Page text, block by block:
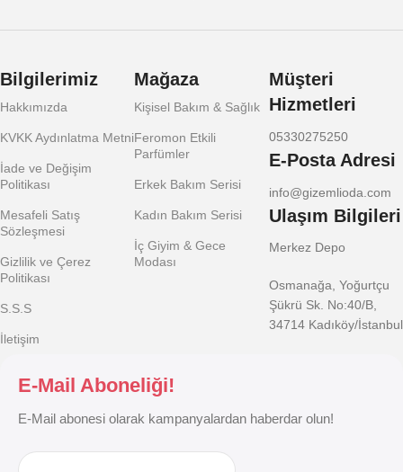
Bilgilerimiz
Hakkımızda
KVKK Aydınlatma Metni
İade ve Değişim
Politikası
Mesafeli Satış
Sözleşmesi
Gizlilik ve Çerez
Politikası
S.S.S
İletişim
Mağaza
Kişisel Bakım & Sağlık
Feromon Etkili
Parfümler
Erkek Bakım Serisi
Kadın Bakım Serisi
İç Giyim & Gece
Modası
Müşteri
Hizmetleri
05330275250
E-Posta Adresi
info@gizemlioda.com
Ulaşım Bilgileri
Merkez Depo
Osmanağa, Yoğurtçu
Şükrü Sk. No:40/B,
34714 Kadıköy/İstanbul
E-Mail Aboneliği!
E-Mail abonesi olarak kampanyalardan haberdar olun!